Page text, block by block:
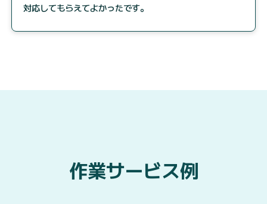
対応してもらえてよかったです。
作業サービス例